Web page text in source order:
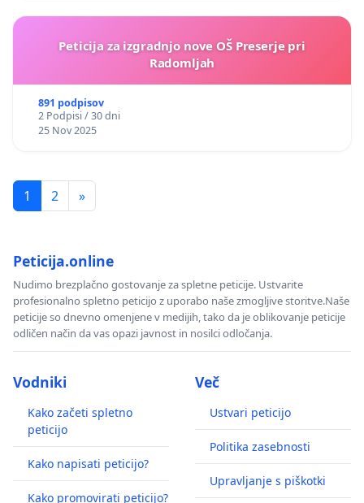
Peticija za izgradnjo nove OŠ Preserje pri
Radomljah
891 podpisov
2 Podpisi / 30 dni
25 Nov 2025
1 2 »
Peticija.online
Nudimo brezplačno gostovanje za spletne peticije. Ustvarite
profesionalno spletno peticijo z uporabo naše zmogljive storitve.Naše
peticije so dnevno omenjene v medijih, tako da je oblikovanje peticije
odličen način da vas opazi javnost in nosilci odločanja.
Vodniki
Kako začeti spletno
peticijo
Kako napisati peticijo?
Kako promovirati peticijo?
Več
Ustvari peticijo
Politika zasebnosti
Upravljanje s piškotki